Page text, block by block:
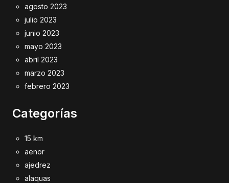
agosto 2023
julio 2023
junio 2023
mayo 2023
abril 2023
marzo 2023
febrero 2023
Categorías
15 km
aenor
ajedrez
alaquas